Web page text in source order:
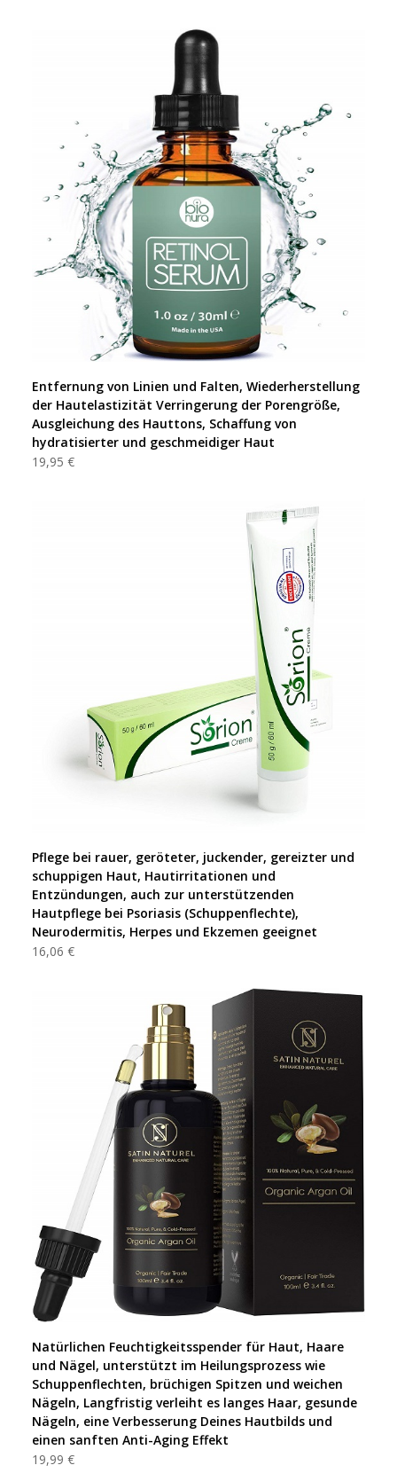
Entfernung von Linien und Falten, Wiederherstellung
der Hautelastizität Verringerung der Porengröße,
Ausgleichung des Hauttons, Schaffung von
hydratisierter und geschmeidiger Haut
19,95 €
Pflege bei rauer, geröteter, juckender, gereizter und
schuppigen Haut, Hautirritationen und
Entzündungen, auch zur unterstützenden
Hautpflege bei Psoriasis (Schuppenflechte),
Neurodermitis, Herpes und Ekzemen geeignet
16,06 €
Natürlichen Feuchtigkeitsspender für Haut, Haare
und Nägel, unterstützt im Heilungsprozess wie
Schuppenflechten, brüchigen Spitzen und weichen
Nägeln, Langfristig verleiht es langes Haar, gesunde
Nägeln, eine Verbesserung Deines Hautbilds und
einen sanften Anti-Aging Effekt
19,99 €